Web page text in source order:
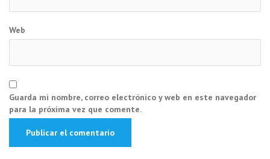
Web
Guarda mi nombre, correo electrónico y web en este navegador
para la próxima vez que comente.